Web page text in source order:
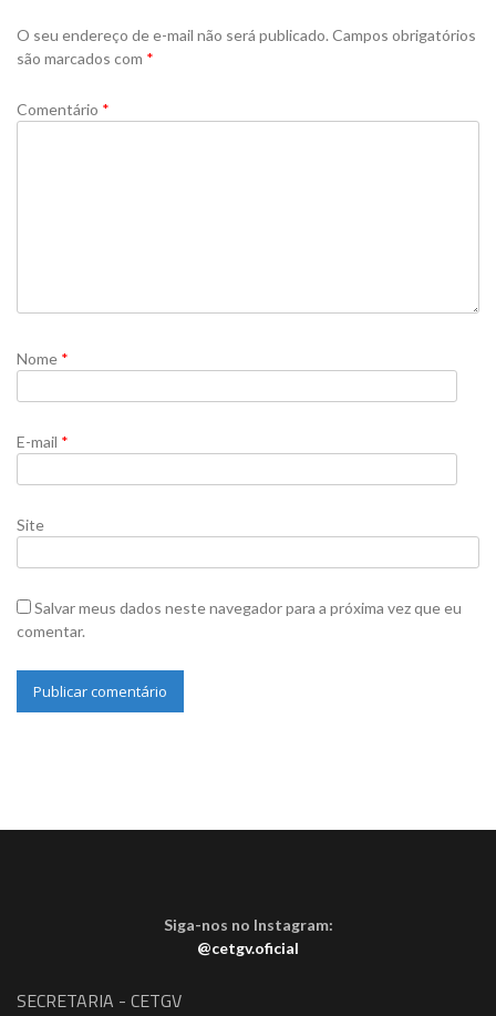
O seu endereço de e-mail não será publicado.Campos obrigatórios
são marcados com *
Comentário *
Nome *
E-mail *
Site
Salvar meus dados neste navegador para a próxima vez que eu
comentar.
Siga-nos no Instagram:
@cetgv.oficial
SECRETARIA - CETGV